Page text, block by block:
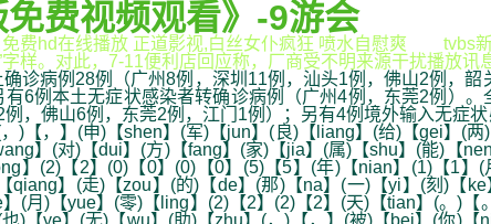
免费视频观看》-9游会
免费hd在线播放 正道影视,白丝女仆疯狂 喷水自慰爽 tvbs
字样。对此，7-11便利店回应称，厂商受不明来源干扰播放
病例28例（广州8例，深圳11例，汕头1例，佛山2例，韶
6例本土无症状感染者转确诊病例（广州4例，东莞2例）
例，佛山6例，东莞2例，江门1例）；另有4例境外输入
)【，】(申)【shen】(军)【jun】(良)【liang】(给)【gei】(
】(对)【dui】(方)【fang】(家)【jia】(属)【shu】(能)【
】(2)【2】(0)【0】(0)【0】(5)【5】(年)【nian】(1)【
qiang】(走)【zou】(的)【de】(那)【na】(一)【yi】(刻)
(月)【yue】(零)【ling】(2)【2】(2)【2】(天)【tian】(。)
)【ye】(无)【wu】(助)【zhu】(，)【，】(被)【bei】(你)